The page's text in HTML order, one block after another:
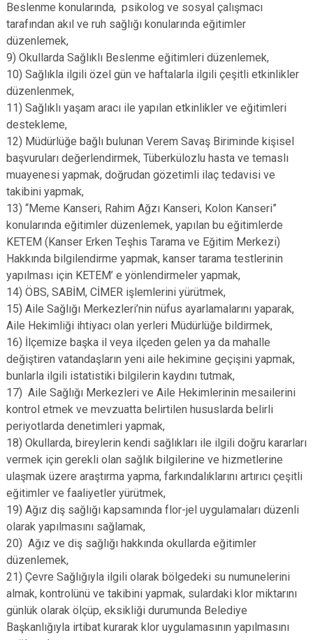
Beslenme konularında, psikolog ve sosyal çalışmacı
tarafından akıl ve ruh sağlığı konularında eğitimler
düzenlemek,
9) Okullarda Sağlıklı Beslenme eğitimleri düzenlemek,
10) Sağlıkla ilgili özel gün ve haftalarla ilgili çeşitli etkinlikler
düzenlenmek,
11) Sağlıklı yaşam aracı ile yapılan etkinlikler ve eğitimleri
destekleme,
12) Müdürlüğe bağlı bulunan Verem Savaş Biriminde kişisel
başvuruları değerlendirmek, Tüberkülozlu hasta ve temaslı
muayenesi yapmak, doğrudan gözetimli ilaç tedavisi ve
takibini yapmak,
13) “Meme Kanseri, Rahim Ağzı Kanseri, Kolon Kanseri”
konularında eğitimler düzenlemek, yapılan bu eğitimlerde
KETEM (Kanser Erken Teşhis Tarama ve Eğitim Merkezi)
Hakkında bilgilendirme yapmak, kanser tarama testlerinin
yapılması için KETEM’ e yönlendirmeler yapmak,
14) ÖBS, SABİM, CİMER işlemlerini yürütmek,
15) Aile Sağlığı Merkezleri’nin nüfus ayarlamalarını yaparak,
Aile Hekimliği ihtiyacı olan yerleri Müdürlüğe bildirmek,
16) İlçemize başka il veya ilçeden gelen ya da mahalle
değiştiren vatandaşların yeni aile hekimine geçişini yapmak,
bunlarla ilgili istatistiki bilgilerin kaydını tutmak,
17) Aile Sağlığı Merkezleri ve Aile Hekimlerinin mesailerini
kontrol etmek ve mevzuatta belirtilen hususlarda belirli
periyotlarda denetimleri yapmak,
18) Okullarda, bireylerin kendi sağlıkları ile ilgili doğru kararları
vermek için gerekli olan sağlık bilgilerine ve hizmetlerine
ulaşmak üzere araştırma yapma, farkındalıklarını artırıcı çeşitli
eğitimler ve faaliyetler yürütmek,
19) Ağız diş sağlığı kapsamında flor-jel uygulamaları düzenli
olarak yapılmasını sağlamak,
20) Ağız ve diş sağlığı hakkında okullarda eğitimler
düzenlemek,
21) Çevre Sağlığıyla ilgili olarak bölgedeki su numunelerini
almak, kontrolünü ve takibini yapmak, sulardaki klor miktarını
günlük olarak ölçüp, eksikliği durumunda Belediye
Başkanlığıyla irtibat kurarak klor uygulamasının yapılmasını